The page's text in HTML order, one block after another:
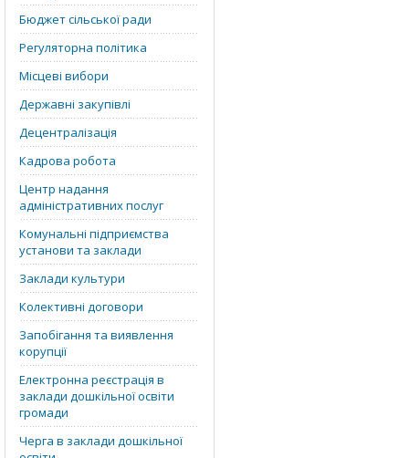
Бюджет сільської ради
Регуляторна політика
Місцеві вибори
Державні закупівлі
Децентралізація
Кадрова робота
Центр надання
адміністративних послуг
Комунальні підприємства
установи та заклади
Заклади культури
Колективні договори
Запобігання та виявлення
корупції
Електронна реєстрація в
заклади дошкільної освіти
громади
Черга в заклади дошкільної